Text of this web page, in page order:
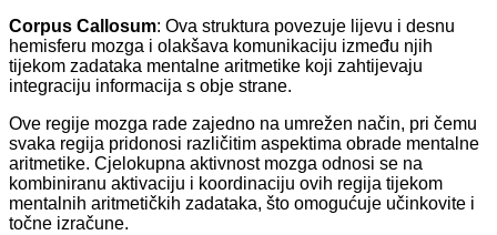
Corpus Callosum: Ova struktura povezuje lijevu i desnu
hemisferu mozga i olakšava komunikaciju između njih
tijekom zadataka mentalne aritmetike koji zahtijevaju
integraciju informacija s obje strane.
Ove regije mozga rade zajedno na umrežen način, pri čemu
svaka regija pridonosi različitim aspektima obrade mentalne
aritmetike. Cjelokupna aktivnost mozga odnosi se na
kombiniranu aktivaciju i koordinaciju ovih regija tijekom
mentalnih aritmetičkih zadataka, što omogućuje učinkovite i
točne izračune.